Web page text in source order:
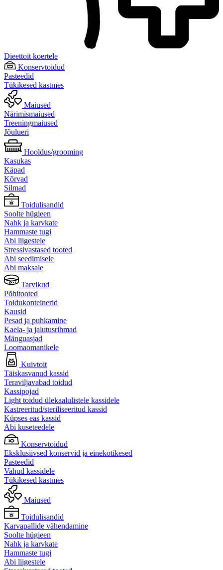
Dieettoit koertele
Konservtoidud
Pasteedid
Tükikesed kastmes
Maiused
Närimismaiused
Treeningmaiused
Jõulueri
Hooldus/grooming
Kasukas
Käpad
Kõrvad
Silmad
Toidulisandid
Soolte hügieen
Nahk ja karvkate
Hammaste tugi
Abi liigestele
Stressivastased tooted
Abi seedimisele
Abi maksale
Tarvikud
Põhitooted
Toidukonteinerid
Kausid
Pesad ja puhkamine
Kaela- ja jalutusrihmad
Mänguasjad
Loomaomanikele
Kuivtoit
Täiskasvanud kassid
Teraviljavabad toidud
Kassipojad
Light toidud ülekaalulistele kassidele
Kastreeritud/steriliseeritud kassid
Küpses eas kassid
Abi kuseteedele
Konservtoidud
Eksklusiivsed konservid ja einekotikesed
Pasteedid
Vahud kassidele
Tükikesed kastmes
Maiused
Toidulisandid
Karvapallide vähendamine
Soolte hügieen
Nahk ja karvkate
Hammaste tugi
Abi liigestele